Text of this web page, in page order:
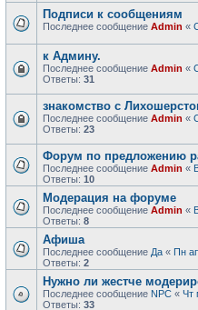
Подписи к сообщениям
Последнее сообщение Admin «
к Админу.
Последнее сообщение Admin «
Ответы: 31
знакомство с
Последнее сообщение Admin «
Ответы: 23
Форум по предложению
Последнее сообщение Admin «
Ответы: 10
Модерация на форуме
Последнее сообщение Admin «
Ответы: 8
Афиша
Последнее сообщение Да « Пн
Ответы: 2
Нужно ли жестче
Последнее сообщение NPC « Чт
Ответы: 33